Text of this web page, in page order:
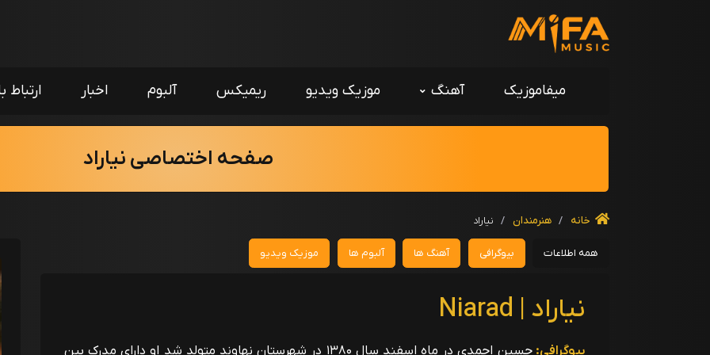
میفاموزیک آهنگ موزیک ویدیو ریمیکس آلبوم اخبار ارتباط
صفحه اختصاصی نیاراد
خانه / هنرمندان / نیاراد
همه اطلاعات بیوگرافی آهنگ ها آلبوم ها موزیک ویدیو
نیاراد | Niarad
بیوگرافی: حسین احمدی در ماه اسفند سال ۱۳۸۰ در شهرستان نهاوند متولد شد او دارای مدرک بین